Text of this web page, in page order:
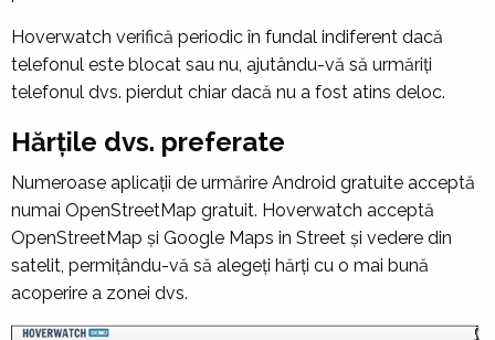
Hoverwatch verifică periodic în fundal indiferent dacă
telefonul este blocat sau nu, ajutându-vă să urmăriți
telefonul dvs. pierdut chiar dacă nu a fost atins deloc.
Hărțile dvs. preferate
Numeroase aplicații de urmărire Android gratuite acceptă
numai OpenStreetMap gratuit. Hoverwatch acceptă
OpenStreetMap și Google Maps in Street și vedere din
satelit, permițându-vă să alegeți hărți cu o mai bună
acoperire a zonei dvs.